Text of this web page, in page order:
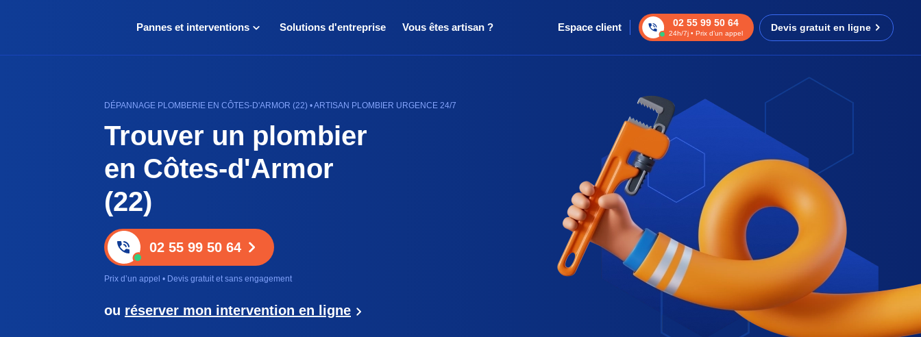
Pannes et interventions Solutions d'entreprise Vous êtes artisan ? Espace client 02 55 99 50 64
24h/7j • Prix d’un appel
Devis gratuit en ligne
DÉPANNAGE PLOMBERIE EN CÔTES-D'ARMOR (22) • ARTISAN PLOMBIER URGENCE 24/7
Trouver un plombier
en Côtes-d'Armor
(22)
02 55 99 50 64
Prix d’un appel • Devis gratuit et sans engagement
ou réserver mon intervention en ligne